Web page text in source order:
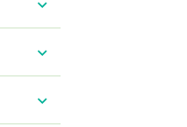
expand_more
expand_more
expand_more